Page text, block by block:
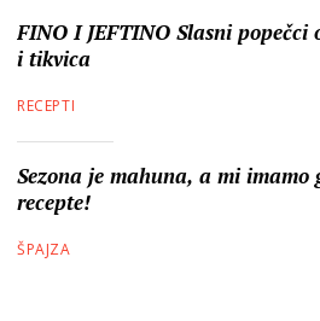
FINO I JEFTINO Slasni popečci
i tikvica
RECEPTI
Sezona je mahuna, a mi imamo
recepte!
ŠPAJZA